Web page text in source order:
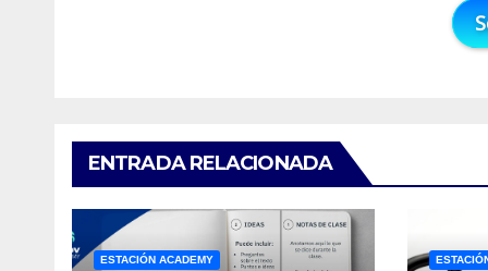
ENTRADA RELACIONADA
ESTACIÓN ACADEMY